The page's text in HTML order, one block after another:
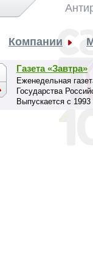
Компании
Газета «Завтра»
Еженедельная
Государства
Выпускается с 1993